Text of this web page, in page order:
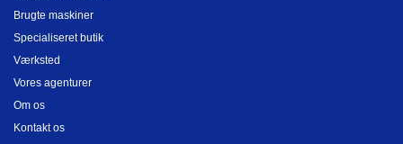
Brugte maskiner
Specialiseret butik
Værksted
Vores agenturer
Om os
Kontakt os